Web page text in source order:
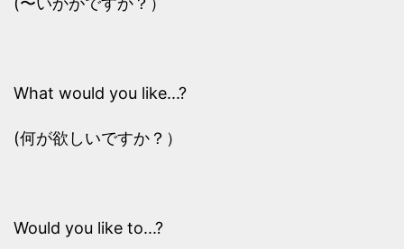
What would you like...?
(何が欲しいですか？）
Would you like to...?